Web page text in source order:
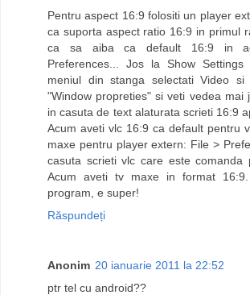
Pentru aspect 16:9 folositi un player
ca suporta aspect ratio 16:9 in primul
ca sa aiba ca default 16:9 in
Preferences... Jos la Show
meniul din stanga selectati Video
"Window propreties" si veti vedea mai
in casuta de text alaturata scrieti 16:9
Acum aveti vlc 16:9 ca default pentru
maxe pentru player extern: File >
casuta scrieti vlc care este comanda
Acum aveti tv maxe in format 16:9.
program, e super!
Răspundeți
Anonim 20 ianuarie 2011 la 22:52
ptr tel cu android??